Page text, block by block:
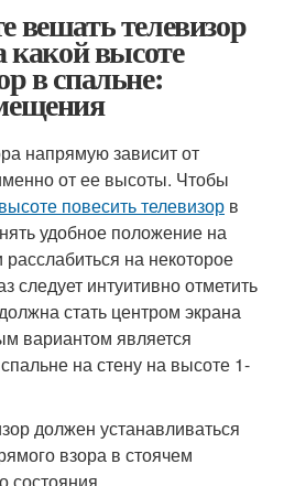
вешать телевизор
какой высоте
в спальне:
напрямую зависит от
от ее высоты. Чтобы
повесить телевизор в
удобное положение на
расслабиться на некоторое
следует интуитивно отметить
стать центром экрана
вариантом является
на стену на высоте 1-
должен устанавливаться
взора в стоячем
состояния.